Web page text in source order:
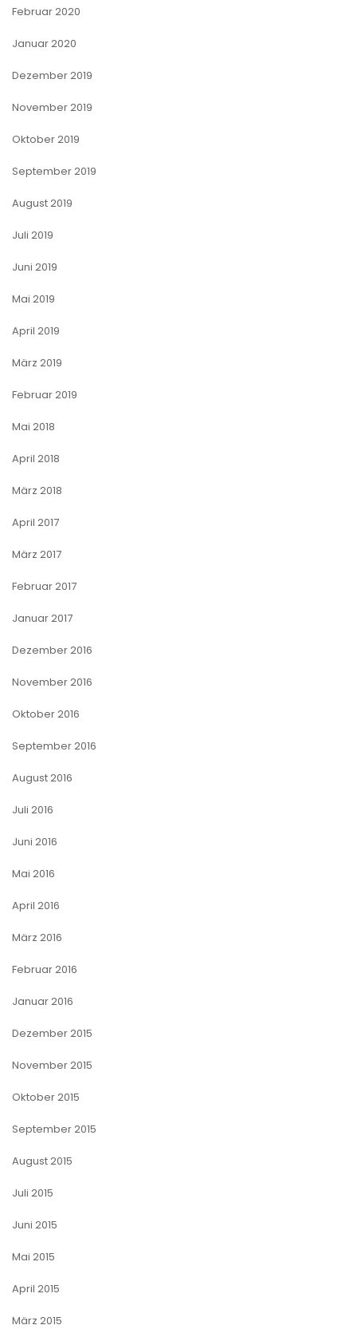
Februar 2020
Januar 2020
Dezember 2019
November 2019
Oktober 2019
September 2019
August 2019
Juli 2019
Juni 2019
Mai 2019
April 2019
März 2019
Februar 2019
Mai 2018
April 2018
März 2018
April 2017
März 2017
Februar 2017
Januar 2017
Dezember 2016
November 2016
Oktober 2016
September 2016
August 2016
Juli 2016
Juni 2016
Mai 2016
April 2016
März 2016
Februar 2016
Januar 2016
Dezember 2015
November 2015
Oktober 2015
September 2015
August 2015
Juli 2015
Juni 2015
Mai 2015
April 2015
März 2015